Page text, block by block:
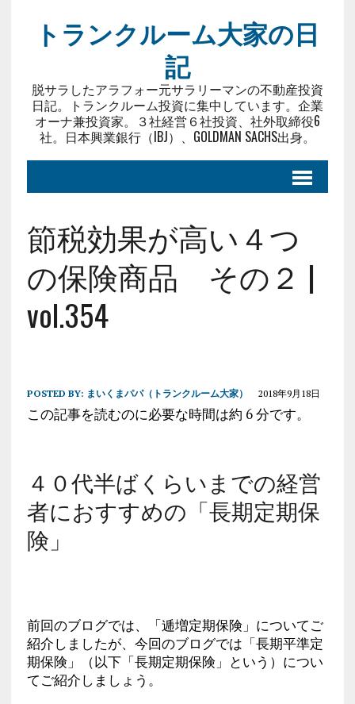
トランクルーム大家の日
記
脱サラしたアラフォー元サラリーマンの不動産投資
日記。トランクルーム投資に集中しています。企業
オーナ兼投資家。３社経営６社投資、社外取締役6
社。日本興業銀行（IBJ）、GOLDMAN SACHS出身。
節税効果が高い４つ
の保険商品 その２ |
vol.354
POSTED BY: まいくまパパ（トランクルーム大家） 2018年9月18日
この記事を読むのに必要な時間は約 6 分です。
４０代半ばくらいまでの経営
者におすすめの「長期定期保
険」
前回のブログでは、「逓増定期保険」についてご
紹介しましたが、今回のブログでは「長期平準定
期保険」（以下「長期定期保険」という）につい
てご紹介しましょう。